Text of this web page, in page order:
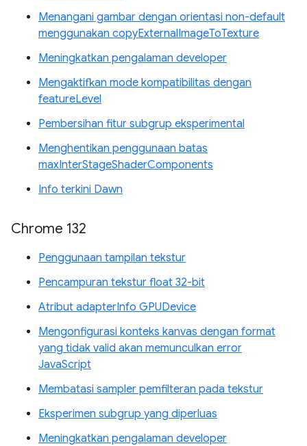
Menangani gambar dengan orientasi non-default
menggunakan copyExternalImageToTexture
Meningkatkan pengalaman developer
Mengaktifkan mode kompatibilitas dengan
featureLevel
Pembersihan fitur subgrup eksperimental
Menghentikan penggunaan batas
maxInterStageShaderComponents
Info terkini Dawn
Chrome 132
Penggunaan tampilan tekstur
Pencampuran tekstur float 32-bit
Atribut adapterInfo GPUDevice
Mengonfigurasi konteks kanvas dengan format
yang tidak valid akan memunculkan error
JavaScript
Membatasi sampler pemfilteran pada tekstur
Eksperimen subgrup yang diperluas
Meningkatkan pengalaman developer